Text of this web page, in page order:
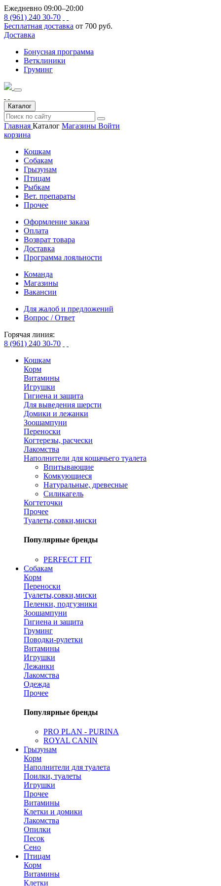
Ежедневно 09:00–20:00
8 (961) 240 30-70
Бесплатная доставка от 700 руб.
Доставка
Бонусная программа
Ветклиники
Груминг
Каталог
Главная Каталог Магазины Войти
корзина
Кошкам
Собакам
Грызунам
Птицам
Рыбкам
Вет. препараты
Прочее
Оформление заказа
Оплата
Возврат товара
Доставка
Программа лояльности
Команда
Магазины
Вакансии
Для жалоб и предложений
Вопрос / Ответ
Горячая линия:
8 (961) 240 30-70
Кошкам
Корм
Витамины
Игрушки
Гигиена и защита
Для выведения шерсти
Домики и лежанки
Зоошампуни
Переноски
Когтерезы, расчески
Лакомства
Наполнители для кошачьего туалета
Впитывающие
Комкующиеся
Натуральные, древесные
Силикагель
Когтеточки
Прочее
Туалеты,совки,миски
Популярные бренды
PERFECT FIT
Собакам
Корм
Переноски
Туалеты,совки,миски
Пеленки, подгузники
Зоошампуни
Гигиена и защита
Груминг
Поводки-рулетки
Витамины
Игрушки
Лежанки
Лакомства
Одежда
Прочее
Популярные бренды
PRO PLAN - PURINA
ROYAL CANIN
Грызунам
Корм
Наполнители для туалета
Поилки, туалеты
Игрушки
Прочее
Витамины
Клетки и домики
Лакомства
Опилки
Песок
Сено
Птицам
Корм
Витамины
Клетки